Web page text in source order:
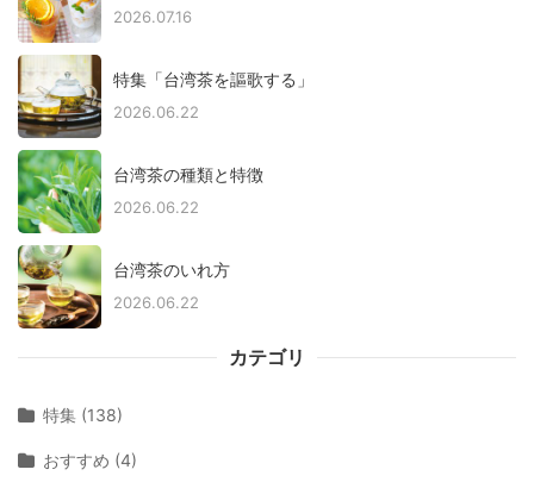
2026.07.16
特集「台湾茶を謳歌する」
2026.06.22
台湾茶の種類と特徴
2026.06.22
台湾茶のいれ方
2026.06.22
カテゴリ
特集 (138)
おすすめ (4)